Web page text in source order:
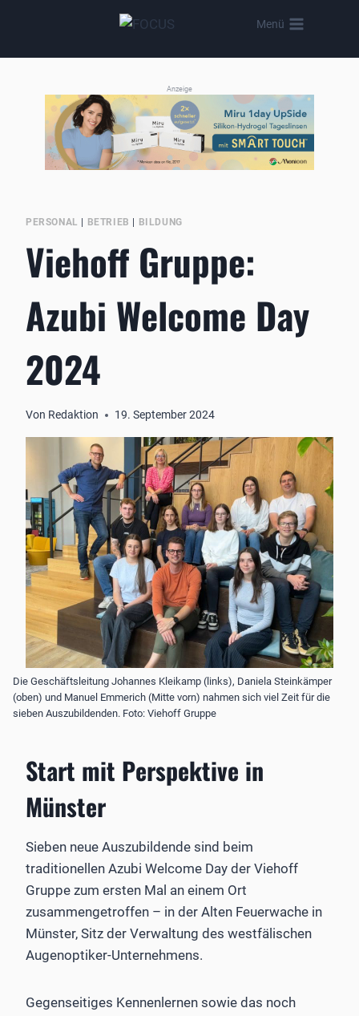
Menü
Anzeige
PERSONAL | BETRIEB | BILDUNG
Viehoff Gruppe:
Azubi Welcome Day
2024
Von Redaktion 19. September 2024
Die Geschäftsleitung Johannes Kleikamp (links), Daniela Steinkämper
(oben) und Manuel Emmerich (Mitte vorn) nahmen sich viel Zeit für die
sieben Auszubildenden. Foto: Viehoff Gruppe
Start mit Perspektive in
Münster
Sieben neue Auszubildende sind beim
traditionellen Azubi Welcome Day der Viehoff
Gruppe zum ersten Mal an einem Ort
zusammengetroffen – in der Alten Feuerwache in
Münster, Sitz der Verwaltung des westfälischen
Augenoptiker-Unternehmens.
Gegenseitiges Kennenlernen sowie das noch